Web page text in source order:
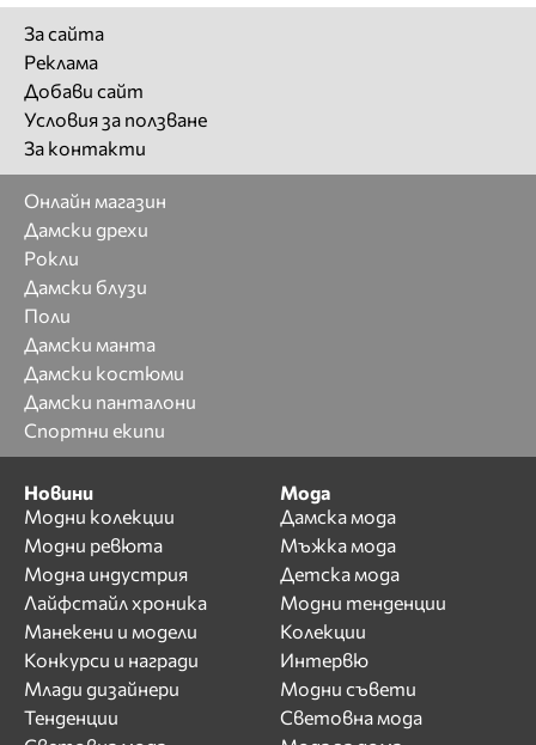
За сайта
Реклама
Добави сайт
Условия за ползване
За контакти
Онлайн магазин
Дамски дрехи
Рокли
Дамски блузи
Поли
Дамски манта
Дамски костюми
Дамски панталони
Спортни екипи
Новини
Модни колекции
Модни ревюта
Модна индустрия
Лайфстайл хроника
Манекени и модели
Конкурси и награди
Млади дизайнери
Тенденции
Мода
Дамска мода
Мъжка мода
Детска мода
Модни тенденции
Колекции
Интервю
Модни съвети
Световна мода